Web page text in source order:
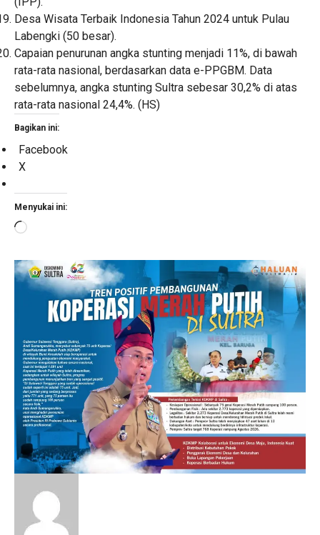
Desa Wisata Terbaik Indonesia Tahun 2024 untuk Pulau
Labengki (50 besar).
Capaian penurunan angka stunting menjadi 11%, di bawah
rata-rata nasional, berdasarkan data e-PPGBM. Data
sebelumnya, angka stunting Sultra sebesar 30,2% di atas
rata-rata nasional 24,4%. (HS)
Bagikan ini:
Facebook
X
Menyukai ini:
Memuat...